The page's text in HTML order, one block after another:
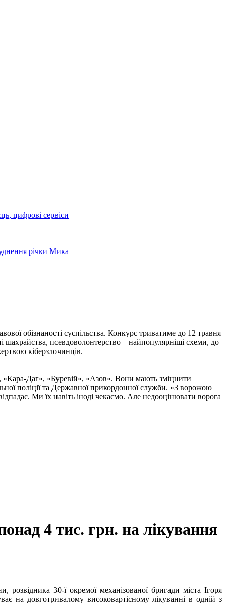
цифрові сервіси
річки Мика
обізнаності суспільства. Конкурс триватиме до 12 травня
шахрайства, псевдоволонтерство – найпопулярніші схеми, до
кіберзлочинців.
«Кара-Даг», «Буревій», «Азов». Вони мають зміцнити
поліції та Державної прикордонної служби. «З ворожою
Ми їх навіть іноді чекаємо. Але недооцінювати ворога
4 тис. грн. на лікування
30-ї окремої механізованої бригади міста Ігоря
на довготривалому високовартісному лікуванні в одній з